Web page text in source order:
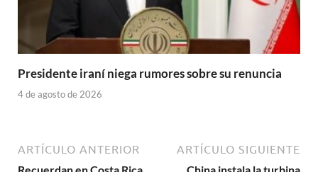
Presidente iraní niega rumores sobre su renuncia
4 de agosto de 2026
ARTÍCULO ANTERIOR ARTÍCULO SIGUIENTE